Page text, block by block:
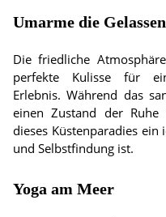
Umarme die
Die friedliche
perfekte Kulisse für
Erlebnis. Während das
einen Zustand der
dieses Küstenparadies ein
und Selbstfindung ist.
Yoga am Meer